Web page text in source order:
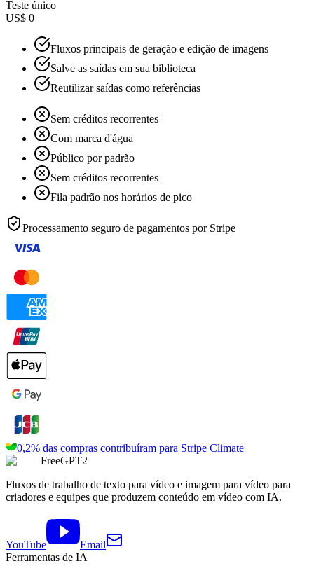
Teste único
US$ 0
Fluxos principais de geração e edição de imagens
Salve as saídas em sua biblioteca
Reutilizar saídas como referências
Sem créditos recorrentes
Com marca d'água
Público por padrão
Sem créditos recorrentes
Fila padrão nos horários de pico
Processamento seguro de pagamentos por Stripe
0,2% das compras contribuíram para Stripe Climate
FreeGPT2
Fluxos de trabalho de texto para vídeo e imagem para vídeo para
criadores e equipes que produzem conteúdo em vídeo com IA.
YouTube
Email
Ferramentas de IA